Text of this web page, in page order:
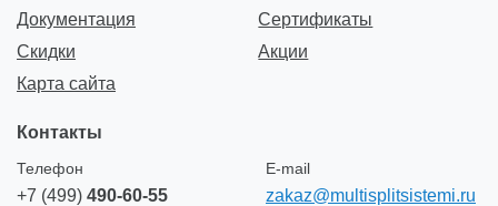
Документация
Сертификаты
Скидки
Акции
Карта сайта
Контакты
Телефон
+7 (499) 490-60-55
E-mail
zakaz@multisplitsistemi.ru